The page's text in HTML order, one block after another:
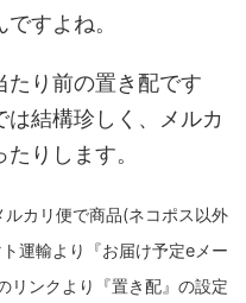
すよね。
たり前の置き配です
結構珍しく、メルカ
りします。
カリ便で商品(ネコポス以外
運輸より『お届け予定eメー
リンクより『置き配』の設定